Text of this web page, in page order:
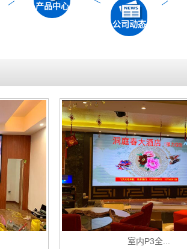
产品中心
公司动态
室内P3全...